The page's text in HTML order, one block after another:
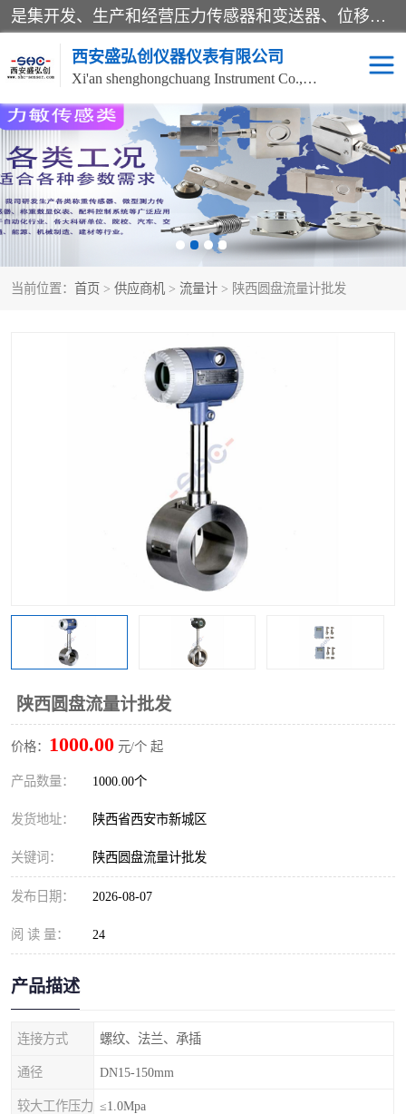
是集开发、生产和经营压力传感器和变送器、位移传感器和变送器、流量传感器和变送器、称重传感器和变送器、测力传感器和变送器、温湿度传感器和变送器、扭矩传感器、智能数显控制仪表等产品的化高新技术企业。
西安盛弘创仪器仪表有限公司
Xi'an shenghongchuang Instrument Co., Ltd
当前位置： 首页 > 供应商机 > 流量计 > 陕西圆盘流量计批发
陕西圆盘流量计批发
价格： 1000.00 元/个 起
产品数量： 1000.00个
发货地址： 陕西省西安市新城区
关键词： 陕西圆盘流量计批发
发布日期： 2026-08-07
阅 读 量： 24
产品描述
连接方式 螺纹、法兰、承插
通径 DN15-150mm
较大工作压力 ≤1.0Mpa
称重传感器 超声波流量计
压力变送器 通用型压力变送器
流量计
位移传感器 差压变送器